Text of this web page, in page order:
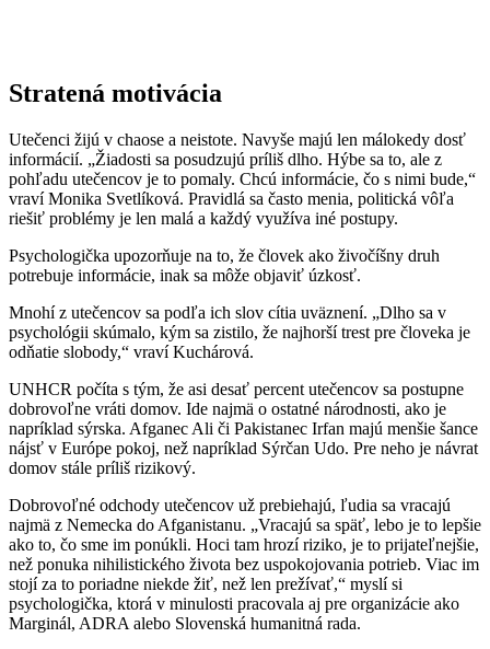
Stratená motivácia
Utečenci žijú v chaose a neistote. Navyše majú len málokedy dosť
informácií. „Žiadosti sa posudzujú príliš dlho. Hýbe sa to, ale z
pohľadu utečencov je to pomaly. Chcú informácie, čo s nimi bude,“
vraví Monika Svetlíková. Pravidlá sa často menia, politická vôľa
riešiť problémy je len malá a každý využíva iné postupy.
Psychologička upozorňuje na to, že človek ako živočíšny druh
potrebuje informácie, inak sa môže objaviť úzkosť.
Mnohí z utečencov sa podľa ich slov cítia uväznení. „Dlho sa v
psychológii skúmalo, kým sa zistilo, že najhorší trest pre človeka je
odňatie slobody,“ vraví Kuchárová.
UNHCR počíta s tým, že asi desať percent utečencov sa postupne
dobrovoľne vráti domov. Ide najmä o ostatné národnosti, ako je
napríklad sýrska. Afganec Ali či Pakistanec Irfan majú menšie šance
nájsť v Európe pokoj, než napríklad Sýrčan Udo. Pre neho je návrat
domov stále príliš rizikový.
Dobrovoľné odchody utečencov už prebiehajú, ľudia sa vracajú
najmä z Nemecka do Afganistanu. „Vracajú sa späť, lebo je to lepšie
ako to, čo sme im ponúkli. Hoci tam hrozí riziko, je to prijateľnejšie,
než ponuka nihilistického života bez uspokojovania potrieb. Viac im
stojí za to poriadne niekde žiť, než len prežívať,“ myslí si
psychologička, ktorá v minulosti pracovala aj pre organizácie ako
Marginál, ADRA alebo Slovenská humanitná rada.